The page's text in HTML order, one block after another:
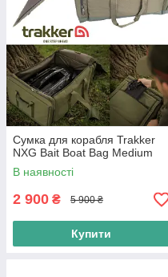
Сумка для корабля Trakker
NXG Bait Boat Bag Medium
В наявності
2 900 ₴ 5 900 ₴
Купити